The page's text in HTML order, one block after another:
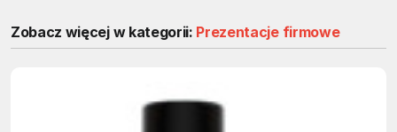
Zobacz więcej w kategorii: Prezentacje firmowe